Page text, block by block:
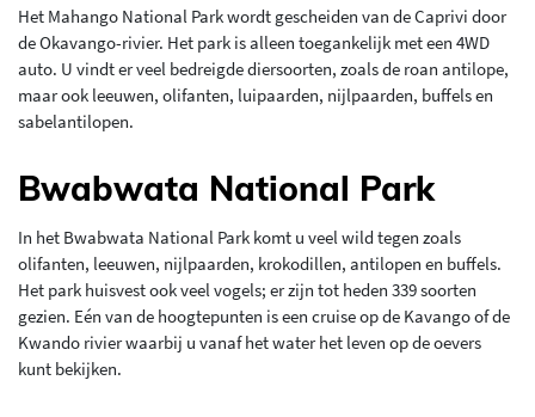
Het Mahango National Park wordt gescheiden van de Caprivi door
de Okavango-rivier. Het park is alleen toegankelijk met een 4WD
auto. U vindt er veel bedreigde diersoorten, zoals de roan antilope,
maar ook leeuwen, olifanten, luipaarden, nijlpaarden, buffels en
sabelantilopen.
Bwabwata National Park
In het Bwabwata National Park komt u veel wild tegen zoals
olifanten, leeuwen, nijlpaarden, krokodillen, antilopen en buffels.
Het park huisvest ook veel vogels; er zijn tot heden 339 soorten
gezien. Eén van de hoogtepunten is een cruise op de Kavango of de
Kwando rivier waarbij u vanaf het water het leven op de oevers
kunt bekijken.